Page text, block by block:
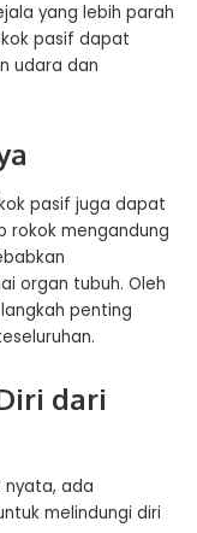
yang lebih parah
pasif dapat
udara dan
pasif juga dapat
rokok mengandung
organ tubuh. Oleh
penting
dari
nyata, ada
melindungi diri